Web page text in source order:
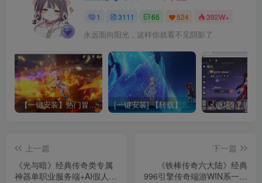
1 3111 65 524 392W+
永远面向阳光，这样你就看不见阴影了
【一键安装】热门冒险策略类游戏崩坏：星穹铁道全新2.3版本一键端+一键代理+一键启动+免虚拟机 [一键安装] 【转载】原神3.4真端服务端+源码+配套客户端+详尽说明+GM工具+源码说明文件
上一篇
《光与暗》经典传奇类专属
神器单职业服务端+AI假人
下一篇
《铁棒传奇六大陆》经典
996引擎传奇端游WIN系一键